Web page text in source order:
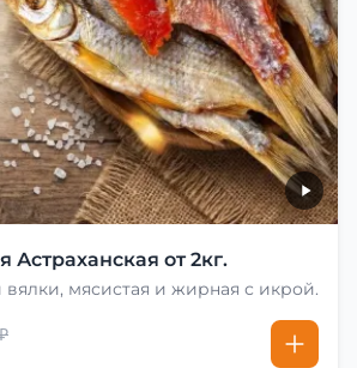
Астраханская от 2кг.
вялки, мясистая и жирная с икрой.